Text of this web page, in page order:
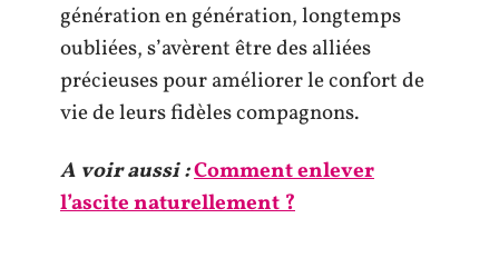
génération en génération, longtemps
oubliées, s’avèrent être des alliées
précieuses pour améliorer le confort de
vie de leurs fidèles compagnons.
A voir aussi :Comment enlever
l’ascite naturellement ?